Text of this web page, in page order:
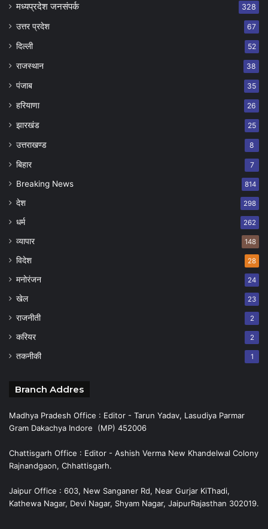
मध्यप्रदेश जनसंपर्क 328
उत्तर प्रदेश 67
दिल्ली 52
राजस्थान 38
पंजाब 35
हरियाणा 26
झारखंड 25
उत्तराखण्ड 8
बिहार 7
Breaking News 814
देश 298
धर्म 262
व्यापार 148
विदेश 28
मनोरंजन 24
खेल 23
राजनीती 2
करियर 2
तकनीकी 1
Branch Addres
Madhya Pradesh Office : Editor - Tarun Yadav, Lasudiya Parmar
Gram Dakachya Indore (MP) 452006
Chattisgarh Office : Editor - Ashish Verma New Khandelwal Colony
Rajnandgaon, Chhattisgarh.
Jaipur Office : 603, New Sanganer Rd, Near Gurjar KiThadi,
Kathewa Nagar, Devi Nagar, Shyam Nagar, JaipurRajasthan 302019.